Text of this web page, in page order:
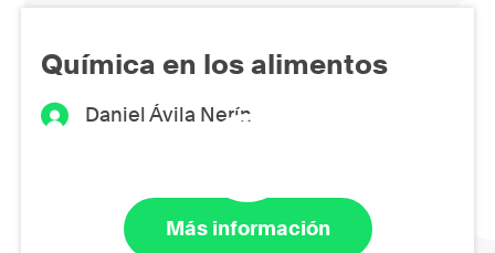
Química en los alimentos
Daniel Ávila Nerín
Más información